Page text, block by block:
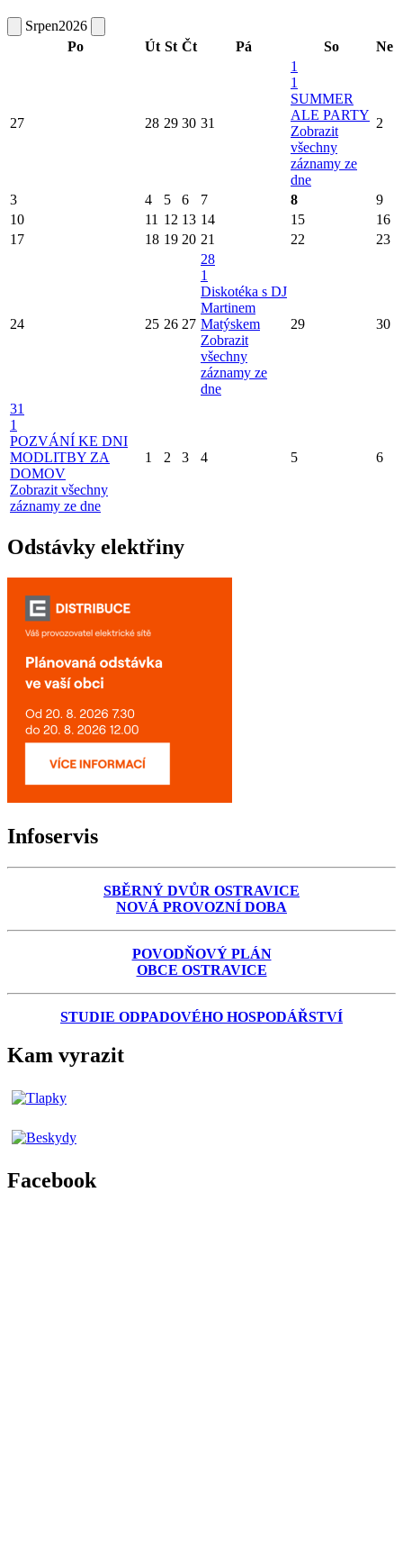
Srpen2026
Po
Út St Čt Pá So Ne
27 28 29 30 31
1
1
SUMMER
ALE PARTY
Zobrazit
všechny
záznamy ze
dne
2
3 4 5 6 7 8
9
10
11 12 13 14 15
16
17
18 19 20 21 22 23
24 25 26 27
28
1
Diskotéka s DJ
Martinem
Matýskem
Zobrazit
všechny
záznamy ze
dne
29 30
31
1
POZVÁNÍ KE DNI
MODLITBY ZA
DOMOV
Zobrazit všechny
záznamy ze dne
1 2 3 4 5 6
Odstávky elektřiny
Infoservis
SBĚRNÝ DVŮR OSTRAVICE
NOVÁ PROVOZNÍ DOBA
POVODŇOVÝ PLÁN
OBCE OSTRAVICE
STUDIE ODPADOVÉHO HOSPODÁŘSTVÍ
Kam vyrazit
Facebook